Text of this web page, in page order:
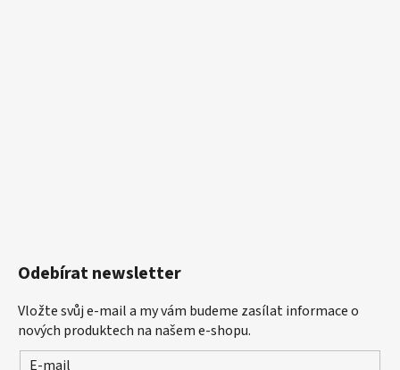
Odebírat newsletter
Vložte svůj e-mail a my vám budeme zasílat informace o
nových produktech na našem e-shopu.
E-mail